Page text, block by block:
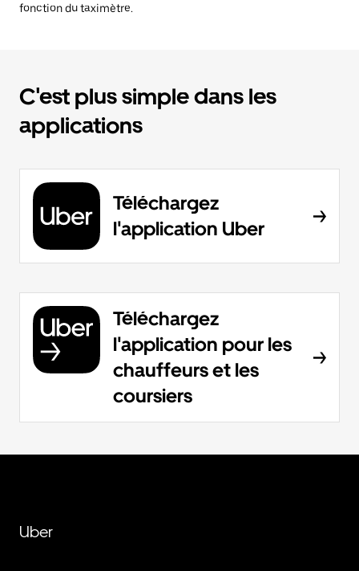
fonction du taximètre.
C'est plus simple dans les
applications
Téléchargez
l'application Uber
Téléchargez
l'application pour les
chauffeurs et les
coursiers
Uber